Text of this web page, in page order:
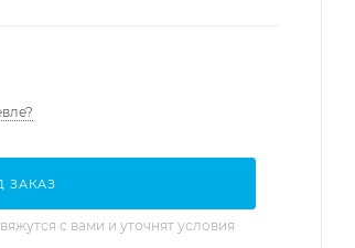
ЗАКАЗ
с вами и уточнят условия